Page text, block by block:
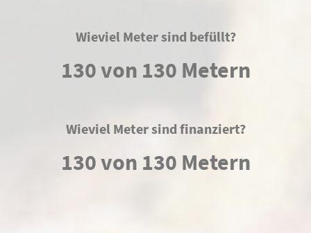
Wieviel Meter sind befüllt?
130 von 130 Metern
Wieviel Meter sind finanziert?
130 von 130 Metern